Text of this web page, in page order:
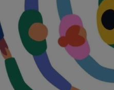
Memoria anual y datos generales
Canal ético
Trabaja con nosotras/os